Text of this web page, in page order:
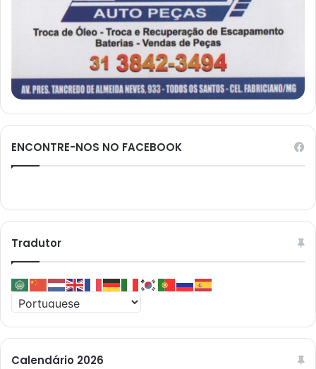
ENCONTRE-NOS NO FACEBOOK
Tradutor
Calendário 2026